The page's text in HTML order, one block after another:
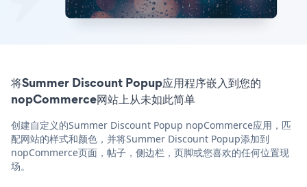
将Summer Discount Popup应用程序嵌入到您的
nopCommerce网站上从未如此简单
创建自定义的Summer Discount Popup nopCommerce应用，匹
配网站的样式和颜色，并将Summer Discount Popup添加到
nopCommerce页面，帖子，侧边栏，页脚或您喜欢的任何位置现
场。